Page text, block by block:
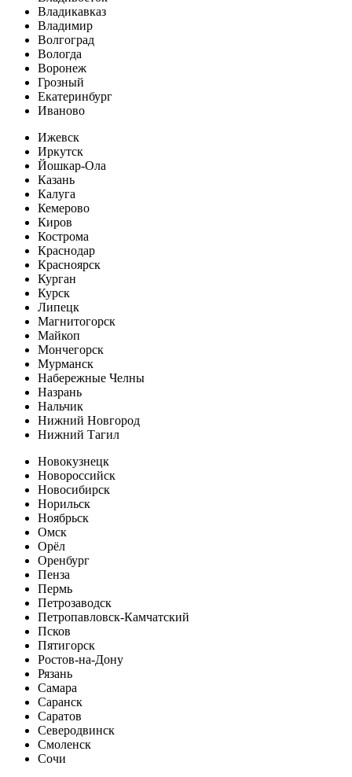
Владикавказ
Владимир
Волгоград
Вологда
Воронеж
Грозный
Екатеринбург
Иваново
Ижевск
Иркутск
Йошкар-Ола
Казань
Калуга
Кемерово
Киров
Кострома
Краснодар
Красноярск
Курган
Курск
Липецк
Магнитогорск
Майкоп
Мончегорск
Мурманск
Набережные Челны
Назрань
Нальчик
Нижний Новгород
Нижний Тагил
Новокузнецк
Новороссийск
Новосибирск
Норильск
Ноябрьск
Омск
Орёл
Оренбург
Пенза
Пермь
Петрозаводск
Петропавловск-Камчатский
Псков
Пятигорск
Ростов-на-Дону
Рязань
Самара
Саранск
Саратов
Северодвинск
Смоленск
Сочи